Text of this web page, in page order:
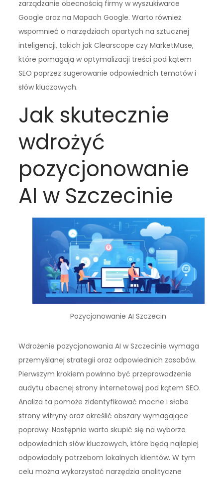
zarządzanie obecnością firmy w wyszukiwarce
Google oraz na Mapach Google. Warto również
wspomnieć o narzędziach opartych na sztucznej
inteligencji, takich jak Clearscope czy MarketMuse,
które pomagają w optymalizacji treści pod kątem
SEO poprzez sugerowanie odpowiednich tematów i
słów kluczowych.
Jak skutecznie
wdrożyć
pozycjonowanie
AI w Szczecinie
Pozycjonowanie AI Szczecin
Wdrożenie pozycjonowania AI w Szczecinie wymaga
przemyślanej strategii oraz odpowiednich zasobów.
Pierwszym krokiem powinno być przeprowadzenie
audytu obecnej strony internetowej pod kątem SEO.
Analiza ta pomoże zidentyfikować mocne i słabe
strony witryny oraz określić obszary wymagające
poprawy. Następnie warto skupić się na wyborze
odpowiednich słów kluczowych, które będą najlepiej
odpowiadały potrzebom lokalnych klientów. W tym
celu można wykorzystać narzędzia analityczne